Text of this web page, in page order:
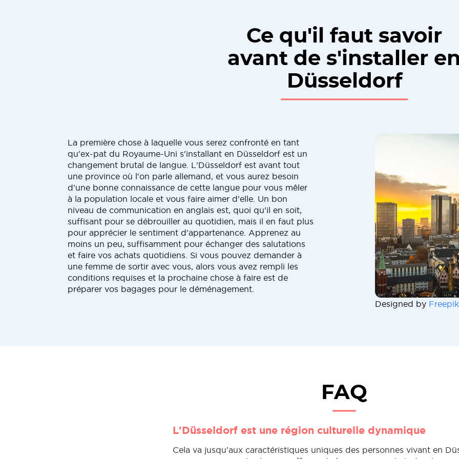
Ce qu'il faut savoir
avant de s'installer
Düsseldorf
La première chose à laquelle vous serez confronté en tant
qu'ex-pat du Royaume-Uni s'installant en Düsseldorf est un
changement brutal de langue. L'Düsseldorf est avant tout
une province où l'on parle allemand, et vous aurez besoin
d'une bonne connaissance de cette langue pour vous mêler
à la population locale et vous faire aimer d'elle. Un bon
niveau de communication en anglais est, quoi qu'il en soit,
suffisant pour se débrouiller au quotidien, mais il en faut plus
pour apprécier le sentiment d'appartenance. Apprenez au
moins un peu, suffisamment pour échanger des salutations
et faire vos achats quotidiens. Si vous pouvez demander à
une femme de sortir avec vous, alors vous avez rempli les
conditions requises et la prochaine chose à faire est de
préparer vos bagages pour le déménagement.
Designed by Freepik
FAQ
L'Düsseldorf est une région culturelle dynamique
Cela va jusqu'aux caractéristiques uniques des personnes vivant en